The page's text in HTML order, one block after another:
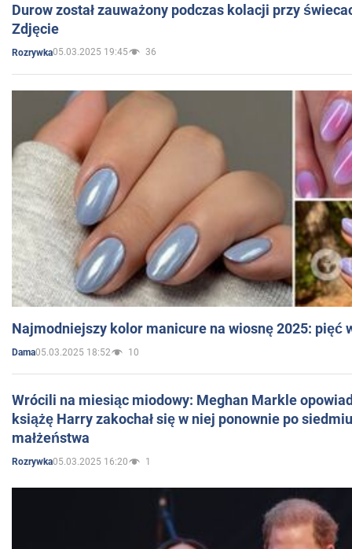
Durow został zauważony podczas kolacji przy
Zdjęcie
Rozrywka05.03.2025 19:45 36
Najmodniejszy kolor manicure na wiosnę 2025: pięć
Dama05.03.2025 18:52 10
Wrócili na miesiąc miodowy: Meghan Markle
książę Harry zakochał się w niej ponownie po
małżeństwa
Rozrywka05.03.2025 16:20 1